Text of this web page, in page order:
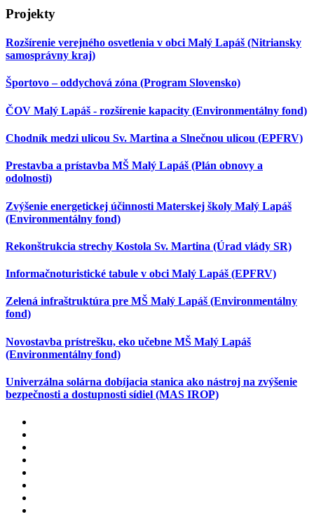
Projekty
Rozšírenie verejného osvetlenia v obci Malý Lapáš (Nitriansky
samosprávny kraj)
Športovo – oddychová zóna (Program Slovensko)
ČOV Malý Lapáš - rozšírenie kapacity (Environmentálny fond)
Chodník medzi ulicou Sv. Martina a Slnečnou ulicou (EPFRV)
Prestavba a prístavba MŠ Malý Lapáš (Plán obnovy a
odolnosti)
Zvýšenie energetickej účinnosti Materskej školy Malý Lapáš
(Environmentálny fond)
Rekonštrukcia strechy Kostola Sv. Martina (Úrad vlády SR)
Informačnoturistické tabule v obci Malý Lapáš (EPFRV)
Zelená infraštruktúra pre MŠ Malý Lapáš (Environmentálny
fond)
Novostavba prístrešku, eko učebne MŠ Malý Lapáš
(Environmentálny fond)
Univerzálna solárna dobíjacia stanica ako nástroj na zvýšenie
bezpečnosti a dostupnosti sídiel (MAS IROP)